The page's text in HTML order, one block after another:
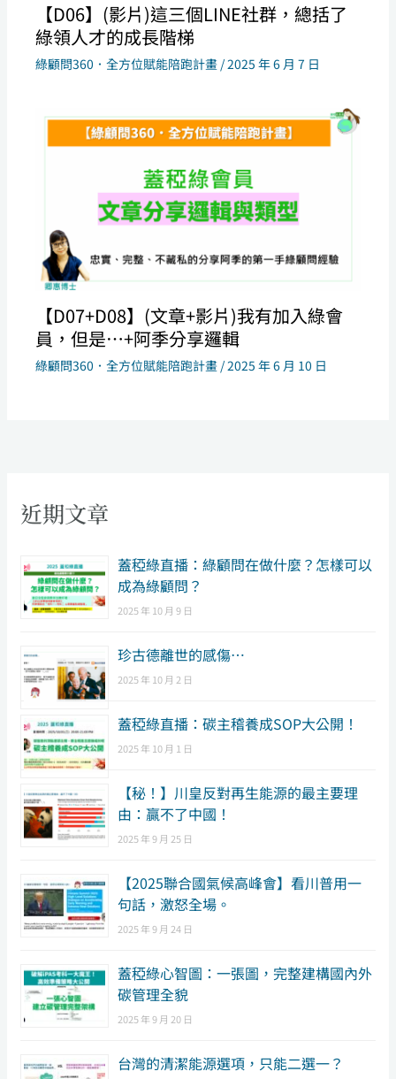
【D06】(影片)這三個LINE社群，總括了
綠領人才的成長階梯
綠顧問360．全方位賦能陪跑計畫 /2025 年 6 月 7 日
【D07+D08】(文章+影片)我有加入綠會
員，但是…+阿季分享邏輯
綠顧問360．全方位賦能陪跑計畫 /2025 年 6 月 10 日
近期文章
​蓋稏綠直播：綠顧問在做什麼？怎樣可以
成為綠顧問？
2025 年 10 月 9 日
珍古德離世的感傷…
2025 年 10 月 2 日
蓋稏綠直播：碳主稽養成SOP大公開！
2025 年 10 月 1 日
【秘！】川皇反對再生能源的最主要理
由：贏不了中國！
2025 年 9 月 25 日
【2025聯合國氣候高峰會】看川普用一
句話，激怒全場。
2025 年 9 月 24 日
蓋稏綠心智圖：一張圖，完整建構國內外
碳管理全貌
2025 年 9 月 20 日
台灣的清潔能源選項，只能二選一？